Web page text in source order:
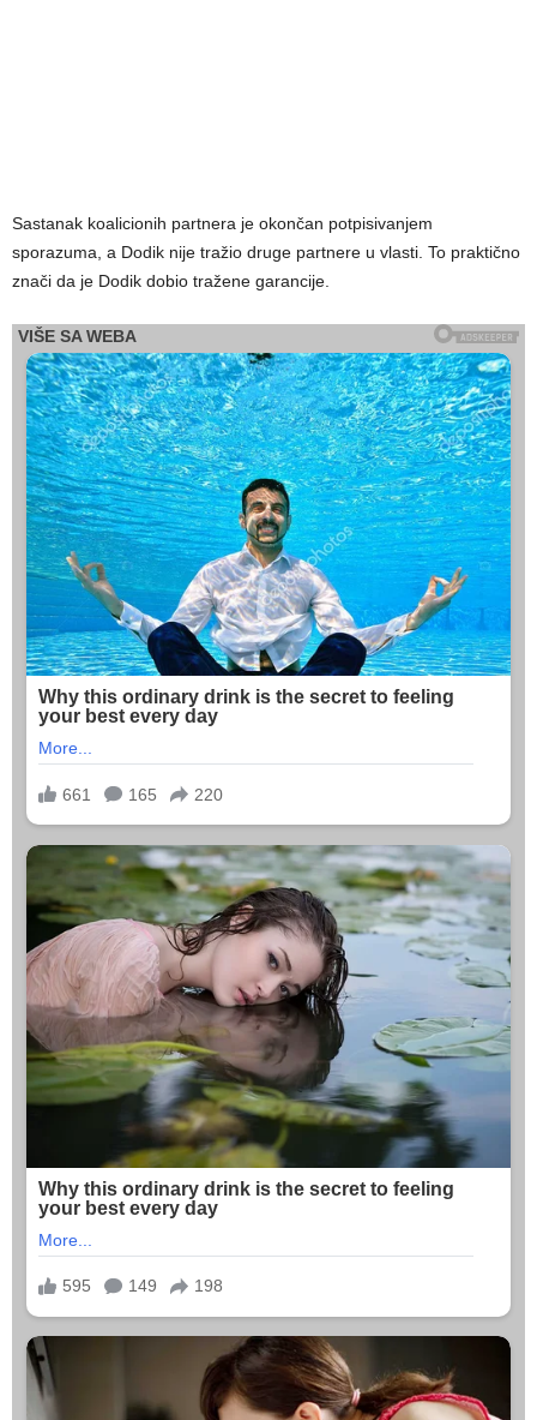
Sastanak koalicionih partnera je okončan potpisivanjem
sporazuma, a Dodik nije tražio druge partnere u vlasti. To praktično
znači da je Dodik dobio tražene garancije.